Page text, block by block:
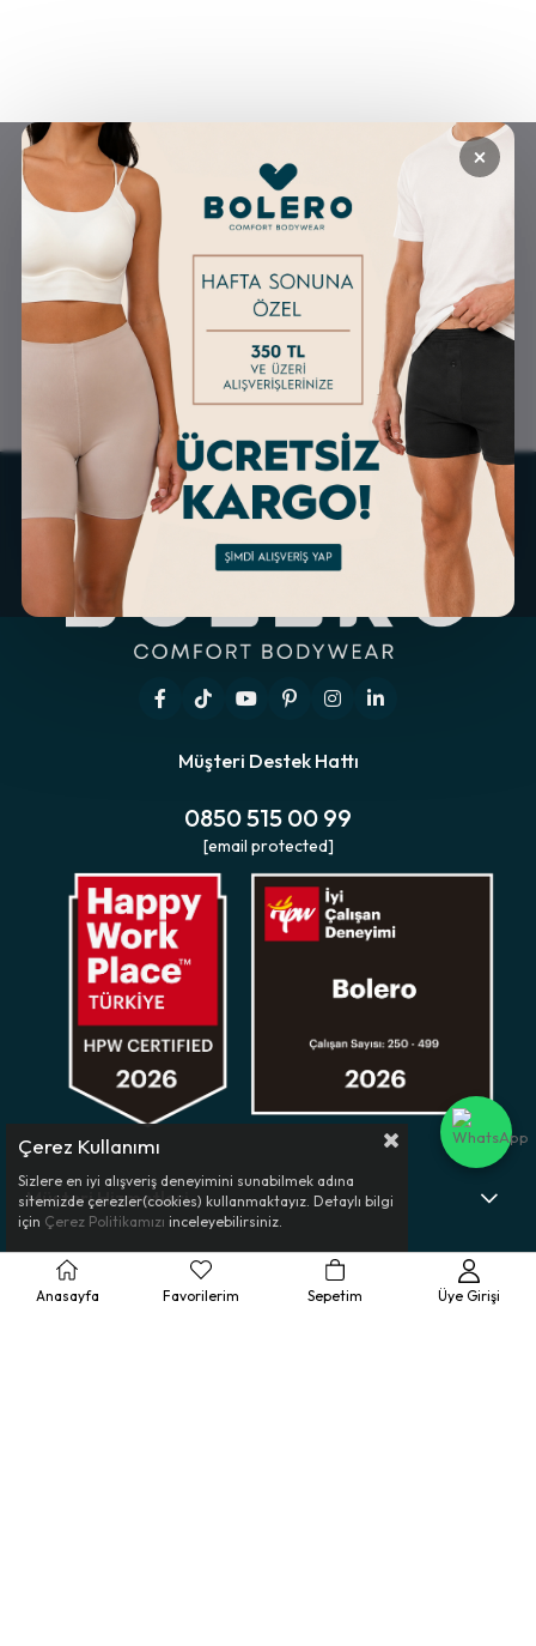
ÜCRETSİZ KARGO GÜVENLİ ALIŞVERİŞ
KOLAY İADE & DEĞİŞİM
ALTERNATİF ÖDEME
İMKANLARI
Müşteri Destek Hattı
0850 515 00 99
[email protected]
Müşteri Hizmetleri
Ürün Rehberi
Çerez Kullanımı
Sizlere en iyi alışveriş deneyimini sunabilmek adına
sitemizde çerezler(cookies) kullanmaktayız. Detaylı bilgi
için Çerez Politikamızı inceleyebilirsiniz.
Anasayfa Favorilerim Sepetim Üye Girişi
×